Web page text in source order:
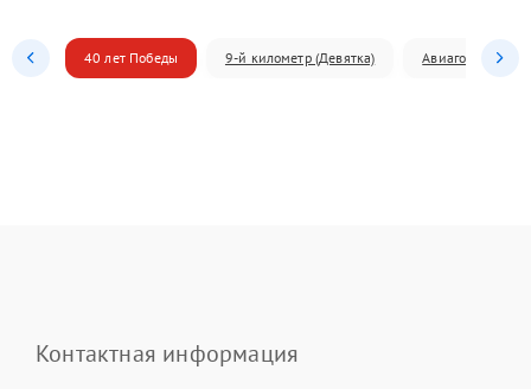
40 лет Победы 9-й километр (Девятка) Авиагородок
Контактная информация